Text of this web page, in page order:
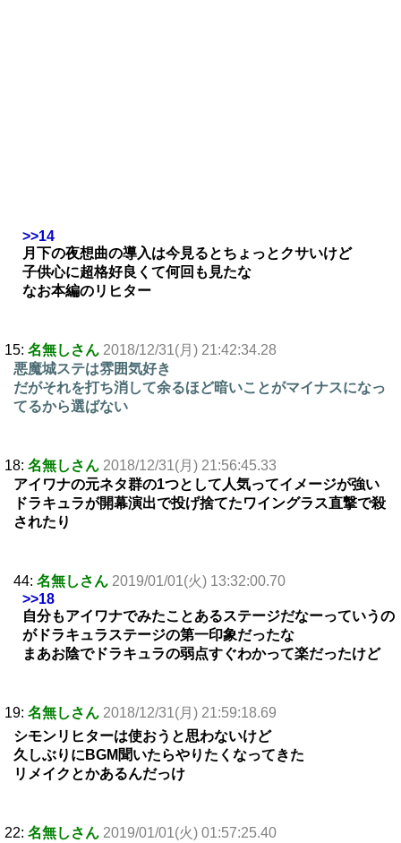
>>14
月下の夜想曲の導入は今見るとちょっとクサいけど
子供心に超格好良くて何回も見たな
なお本編のリヒター
15: 名無しさん 2018/12/31(月) 21:42:34.28
悪魔城ステは雰囲気好き
だがそれを打ち消して余るほど暗いことがマイナスになっ
てるから選ばない
18: 名無しさん 2018/12/31(月) 21:56:45.33
アイワナの元ネタ群の1つとして人気ってイメージが強い
ドラキュラが開幕演出で投げ捨てたワイングラス直撃で殺
されたり
44: 名無しさん 2019/01/01(火) 13:32:00.70
>>18
自分もアイワナでみたことあるステージだなーっていうの
がドラキュラステージの第一印象だったな
まあお陰でドラキュラの弱点すぐわかって楽だったけど
19: 名無しさん 2018/12/31(月) 21:59:18.69
シモンリヒターは使おうと思わないけど
久しぶりにBGM聞いたらやりたくなってきた
リメイクとかあるんだっけ
22: 名無しさん 2019/01/01(火) 01:57:25.40